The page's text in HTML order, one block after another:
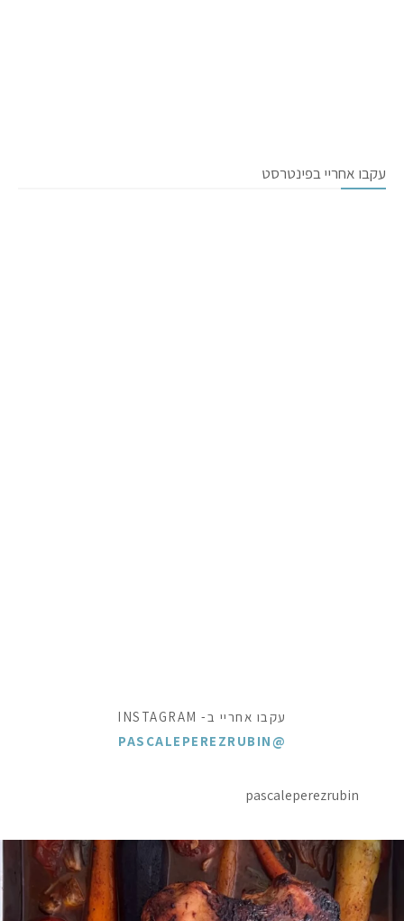
עקבו אחריי בפינטרסט
עקבו אחריי ב- INSTAGRAM
@PASCALEPEREZRUBIN
pascaleperezrubin